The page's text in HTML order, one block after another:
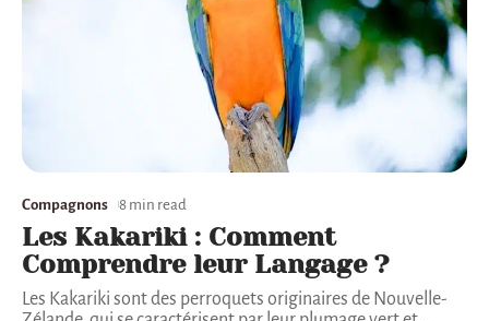
Compagnons 8 min read
Les Kakariki : Comment
Comprendre leur Langage ?
Les Kakariki sont des perroquets originaires de Nouvelle-